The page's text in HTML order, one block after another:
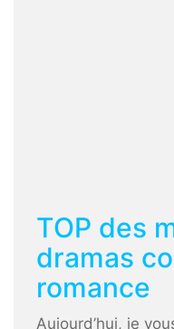
TOP des
dramas
romance
Aujourd’hui, je